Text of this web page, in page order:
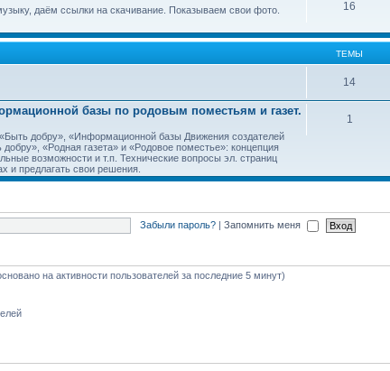
даём ссылки на скачивание. Показываем свои фото. 16
ТЕМЫ
14
базы по родовым поместьям и газет.
добру», «Информационной базы Движения создателей
«Родная газета» и «Родовое поместье»: концепция
возможности и т.п. Технические вопросы эл. страниц
и предлагать свои решения.
1
Забыли пароль? | Запомнить меня
на активности пользователей за последние 5 минут)